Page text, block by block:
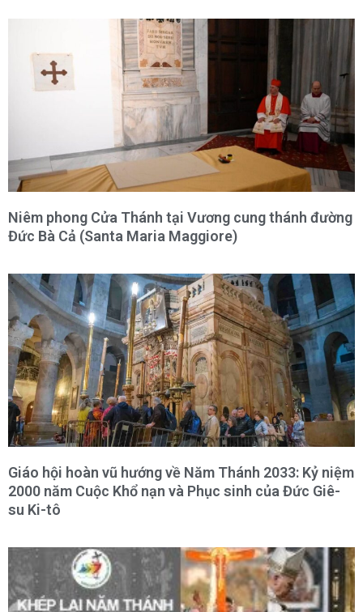
Niêm phong Cửa Thánh tại Vương cung thánh đường
Đức Bà Cả (Santa Maria Maggiore)
Giáo hội hoàn vũ hướng về Năm Thánh 2033: Kỷ niệm
2000 năm Cuộc Khổ nạn và Phục sinh của Đức Giê-
su Ki-tô